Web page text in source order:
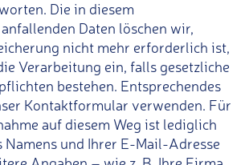
Die in diesem
Daten löschen wir,
nicht mehr erforderlich ist,
Verarbeitung ein, falls gesetzliche
bestehen. Entsprechendes
Kontaktformular verwenden. Für
auf diesem Weg ist lediglich
Namens und Ihrer E-Mail-Adresse